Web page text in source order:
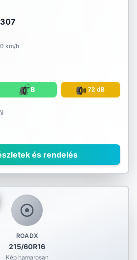
km/h
B 72 dB
és rendelés
ROADX
215/60R16
Kép hamarosan